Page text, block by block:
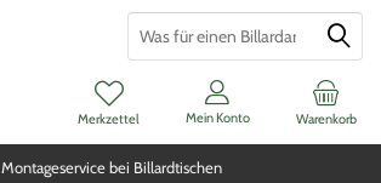
Montageservice bei Billardtischen
Warenkorb
Merkzettel Mein Konto